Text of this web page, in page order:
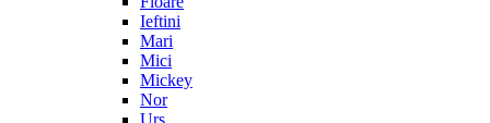
Ieftini
Mari
Mici
Mickey
Nor
Urs